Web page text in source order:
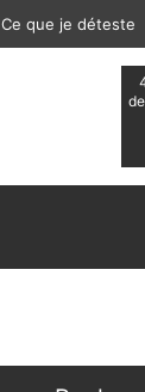
Ce que je déteste